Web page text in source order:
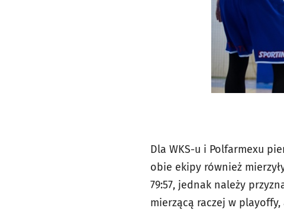
Dla WKS-u i Polfarmexu
obie ekipy również
79:57, jednak należy
mierzącą raczej w